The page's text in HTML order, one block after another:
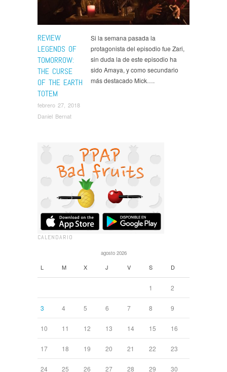
REVIEW
LEGENDS OF
TOMORROW:
THE CURSE
OF THE EARTH
TOTEM
febrero 27, 2018
Daniel Bernat
Si la semana pasada la
protagonista del episodio fue Zari,
sin duda la de este episodio ha
sido Amaya, y como secundario
más destacado Mick….
CALENDARIO
agosto 2026
L M X J V S D
1 2
3 4 5 6 7 8 9
10 11 12 13 14 15 16
17 18 19 20 21 22 23
24 25 26 27 28 29 30